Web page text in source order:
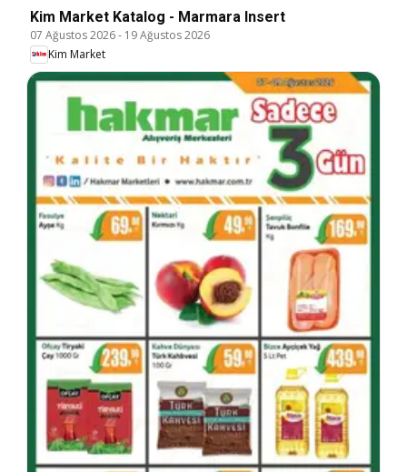
Kim Market Katalog - Marmara Insert
07 Ağustos 2026- 19 Ağustos 2026
Kim Market